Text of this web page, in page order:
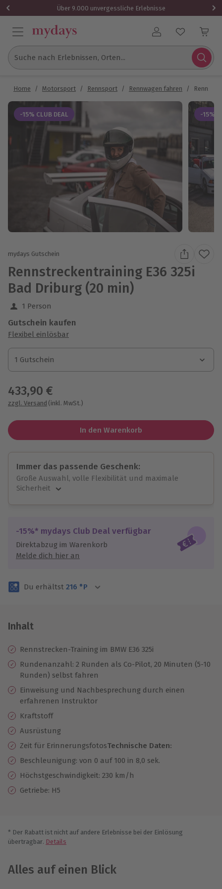
Über 9.000 unvergessliche Erlebnisse
Benutzerkonto
Suche nach Erlebnissen, Orten...
Home / Motorsport / Rennsport / Rennwagen fahren /
-15% CLUB DEAL -15%
mydays Gutschein
Rennstreckentraining E36 325i
Bad Driburg (20 min)
1 Person
Gutschein kaufen
Flexibel einlösbar
1 Gutschein
1 Gutschein
1 Gutschein
433,90 €
zzgl. Versand (inkl. MwSt.)
In den Warenkorb
Immer das passende Geschenk:
Große Auswahl, volle Flexibilität und maximale
Sicherheit
Jeder Gutschein für alle Erlebnisse einlösbar.
Maximale Sicherheit
3 Jahre gültig & verlängerbar.
-15%* mydays Club Deal verfügbar
Direktabzug im Warenkorb
Melde dich hier an
Du erhältst 216 °P
Inhalt
Rennstrecken-Training im BMW E36 325i
Rundenanzahl: 2 Runden als Co-Pilot, 20 Minuten (5-10
Runden) selbst fahren
Einweisung und Nachbesprechung durch einen
erfahrenen Instruktor
Kraftstoff
Ausrüstung
Zeit für ErinnerungsfotosTechnische Daten:
Beschleunigung: von 0 auf 100 in 8,0 sek.
Höchstgeschwindigkeit: 230 km/h
Getriebe: H5
* Der Rabatt ist nicht auf andere Erlebnisse bei der Einlösung
übertragbar. Details
Alles auf einen Blick